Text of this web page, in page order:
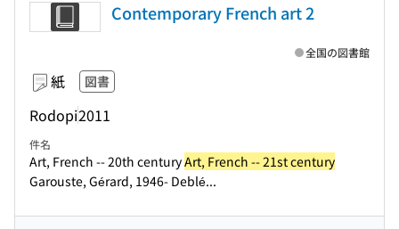
Contemporary French art 2
紙 図書
Rodopi2011
全国の図書館
件名
Art, French -- 20th centuryArt, French -- 21st century
Garouste, Gérard, 1946- Deblé...